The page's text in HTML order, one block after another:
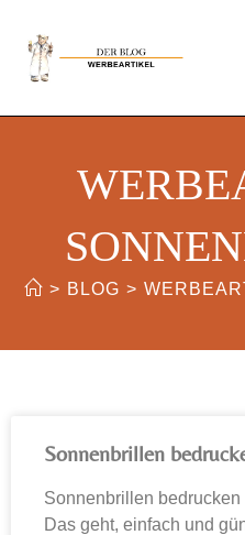
> BLOG >
Sonnenbrillen
Sonnenbrillen
Das geht, einfach und